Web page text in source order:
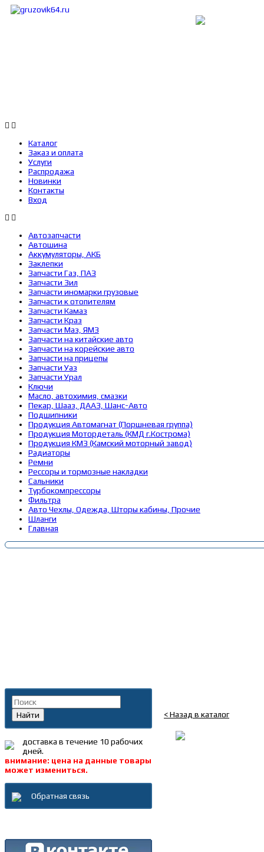
Каталог
Заказ и оплата
Услуги
Распродажа
Новинки
Контакты
Вход
Автозапчасти
Автошина
Аккумуляторы, АКБ
Заклепки
Запчасти Газ, ПАЗ
Запчасти Зил
Запчасти иномарки грузовые
Запчасти к отопителям
Запчасти Камаз
Запчасти Краз
Запчасти Маз, ЯМЗ
Запчасти на китайские авто
Запчасти на корейские авто
Запчасти на прицепы
Запчасти Уаз
Запчасти Урал
Ключи
Масло, автохимия, смазки
Пекар, Шааз, ДААЗ, Шанс-Авто
Подшипники
Продукция Автомагнат (Поршневая группа)
Продукция Мотордеталь (КМД г.Кострома)
Продукция КМЗ (Камский моторный завод)
Радиаторы
Ремни
Рессоры и тормозные накладки
Сальники
Турбокомпрессоры
Фильтра
Авто Чехлы, Одежда, Шторы кабины, Прочие
Шланги
Главная
< Назад в каталог
Найти
доставка в течение 10 рабочих
дней.
внимание: цена на данные товары
может измениться.
Обратная связь